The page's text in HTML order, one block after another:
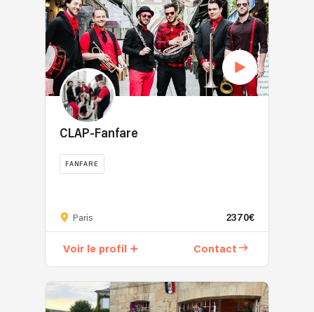
CLAP-Fanfare
FANFARE
Paris 2370€
Voir le profil Contact